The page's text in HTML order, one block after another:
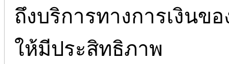
ถึงบริการทางการเงินข
ให้มีประสิทธิภาพ